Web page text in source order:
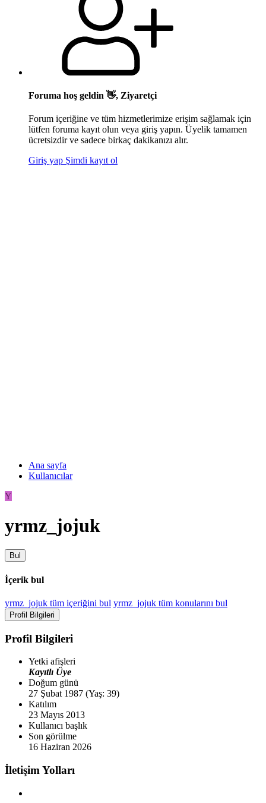
Foruma hoş geldin 👋, Ziyaretçi
Forum içeriğine ve tüm hizmetlerimize erişim sağlamak için
lütfen foruma kayıt olun veya giriş yapın. Üyelik tamamen
ücretsizdir ve sadece birkaç dakikanızı alır.
Giriş yap Şimdi kayıt ol
Ana sayfa
Kullanıcılar
Y
yrmz_jojuk
Bul
İçerik bul
yrmz_jojuk tüm içeriğini bul yrmz_jojuk tüm konularını bul
Profil Bilgileri
Profil Bilgileri
Yetki afişleri
Kayıtlı Üye
Doğum günü
27 Şubat 1987 (Yaş: 39)
Katılım
23 Mayıs 2013
Kullanıcı başlık
Son görülme
16 Haziran 2026
İletişim Yolları